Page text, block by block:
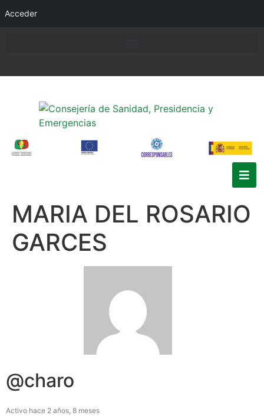
Acceder
MARIA DEL ROSARIO
GARCES
@charo
Activo hace 2 años, 8 meses